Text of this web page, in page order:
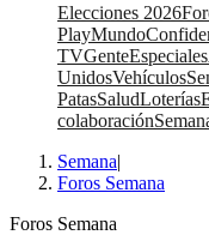
Elecciones 2026
PlayMundo
TVGenteEspeciales
UnidosVehículos
PatasSaludLoterías
colaboración
Semana|
Foros Semana
Foros Semana